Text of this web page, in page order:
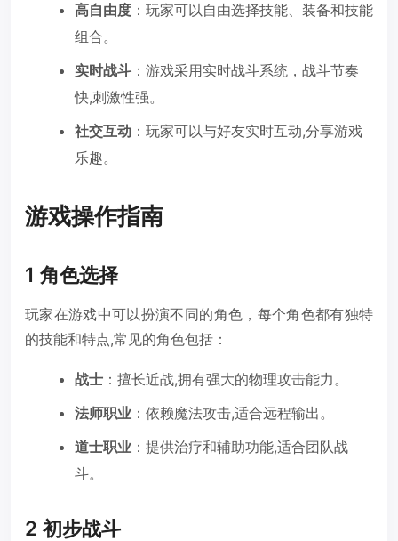
高自由度 ：玩家可以自由选择技能、装备和技能
组合。
实时战斗 ：游戏采用实时战斗系统，战斗节奏
快,刺激性强。
社交互动 ：玩家可以与好友实时互动,分享游戏
乐趣。
游戏操作指南
1 角色选择
玩家在游戏中可以扮演不同的角色，每个角色都有独特
的技能和特点,常见的角色包括：
战士 ：擅长近战,拥有强大的物理攻击能力。
法师职业 ：依赖魔法攻击,适合远程输出。
道士职业 ：提供治疗和辅助功能,适合团队战
斗。
2 初步战斗